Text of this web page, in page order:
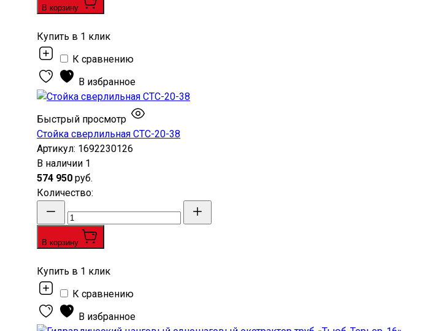
В корзину
Купить в 1 клик
К сравнению
В избранное
Быстрый просмотр
Стойка сверлильная СТС-20-38
Артикул: 1692230126
В наличии 1
574 950 руб.
Количество:
В корзину
Купить в 1 клик
К сравнению
В избранное